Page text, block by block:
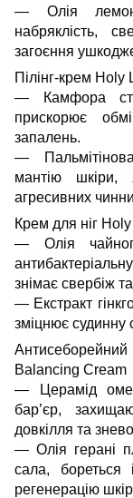
— Олія
набряклість,
загоєння
Пілінг-крем
— Камфора
прискорює
запалень.
—
мантію шкіри,
агресивних
Крем для ніг
— Олія
знімає свербіж
— Екстракт
зміцнює судинну
Balancing Cream
— Церамід
бар’єр,
довкілля та
— Олія герані
сала,
регенерацію